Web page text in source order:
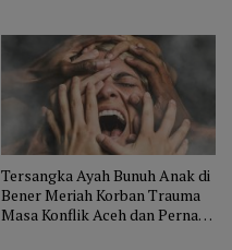
Tersangka Ayah Bunuh Anak di
Bener Meriah Korban Trauma
Masa Konflik Aceh dan Pernah